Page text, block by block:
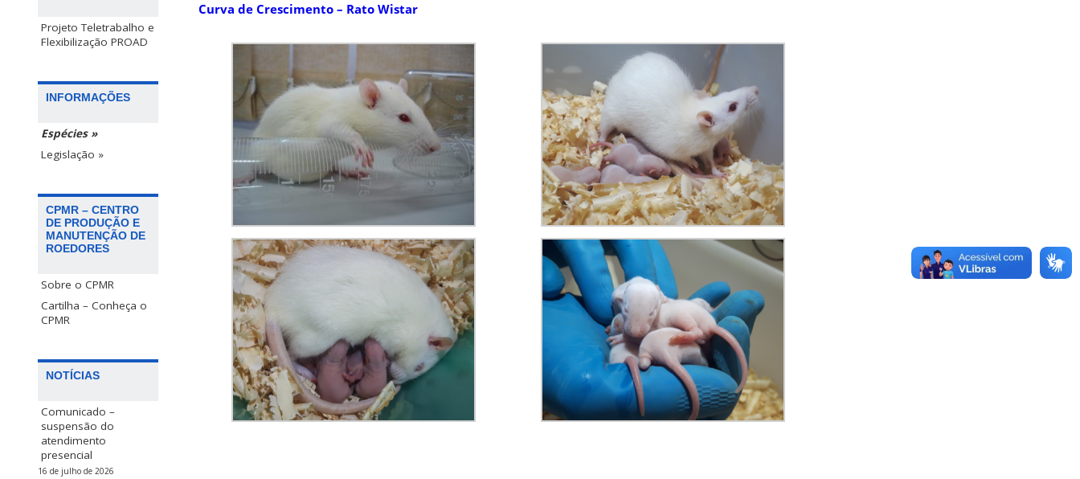
Projeto Teletrabalho e
Flexibilização PROAD
INFORMAÇÕES
Espécies »
Legislação »
CPMR – CENTRO
DE PRODUÇÃO E
MANUTENÇÃO DE
ROEDORES
Sobre o CPMR
Cartilha – Conheça o
CPMR
NOTÍCIAS
Comunicado –
suspensão do
atendimento
presencial
16 de julho de 2026
Curva de Crescimento – Rato Wistar